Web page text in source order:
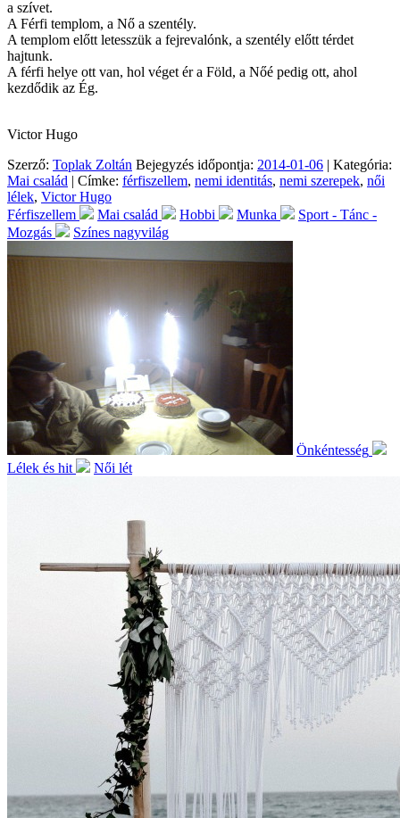
a szívet.
A Férfi templom, a Nő a szentély.
A templom előtt letesszük a fejrevalónk, a szentély előtt térdet
hajtunk.
A férfi helye ott van, hol véget ér a Föld, a Nőé pedig ott, ahol
kezdődik az Ég.
Victor Hugo
Szerző: Toplak Zoltán Bejegyzés időpontja: 2014-01-06 | Kategória:
Mai család | Címke: férfiszellem, nemi identitás, nemi szerepek, női
lélek, Victor Hugo
Férfiszellem
Mai család Hobbi Munka
Sport - Tánc -
Mozgás
Színes nagyvilág
Önkéntesség
Lélek és hit
Női lét